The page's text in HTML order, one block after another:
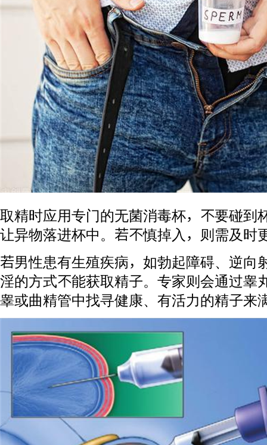
取精时应用专门的无菌消毒杯，不要碰到
让异物落进杯中。若不慎掉入，则需及时
若男性患有生殖疾病，如勃起障碍、逆向
淫的方式不能获取精子。专家则会通过睾
睾或曲精管中找寻健康、有活力的精子来